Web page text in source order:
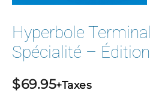
Hyperbole
Spécialité –
$69.95+Taxes